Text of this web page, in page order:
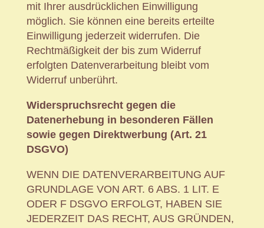
mit Ihrer ausdrücklichen Einwilligung
möglich. Sie können eine bereits erteilte
Einwilligung jederzeit widerrufen. Die
Rechtmäßigkeit der bis zum Widerruf
erfolgten Datenverarbeitung bleibt vom
Widerruf unberührt.
Widerspruchsrecht gegen die
Datenerhebung in besonderen Fällen
sowie gegen Direktwerbung (Art. 21
DSGVO)
WENN DIE DATENVERARBEITUNG AUF
GRUNDLAGE VON ART. 6 ABS. 1 LIT. E
ODER F DSGVO ERFOLGT, HABEN SIE
JEDERZEIT DAS RECHT, AUS GRÜNDEN,